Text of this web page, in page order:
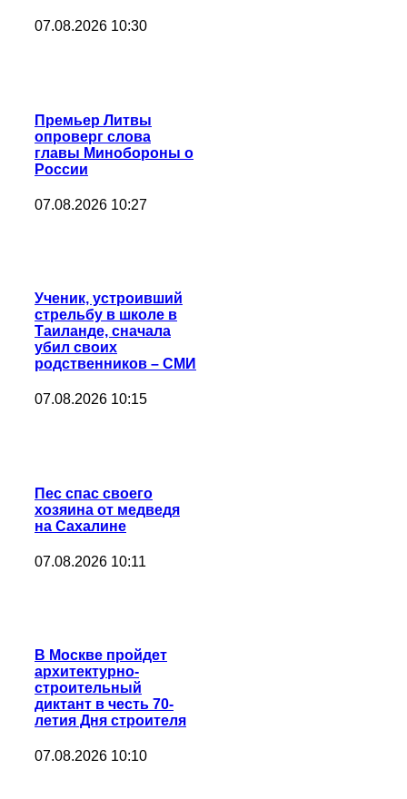
07.08.2026 10:30
Премьер Литвы
опроверг слова
главы Минобороны о
России
07.08.2026 10:27
Ученик, устроивший
стрельбу в школе в
Таиланде, сначала
убил своих
родственников – СМИ
07.08.2026 10:15
Пес спас своего
хозяина от медведя
на Сахалине
07.08.2026 10:11
В Москве пройдет
архитектурно-
строительный
диктант в честь 70-
летия Дня строителя
07.08.2026 10:10